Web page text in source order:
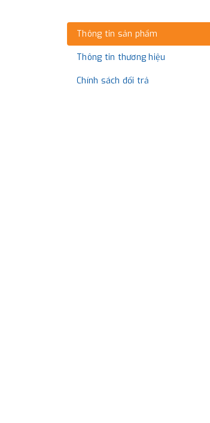
Thông tin sản phẩm
Thông tin thương hiệu
Chính sách đổi trả